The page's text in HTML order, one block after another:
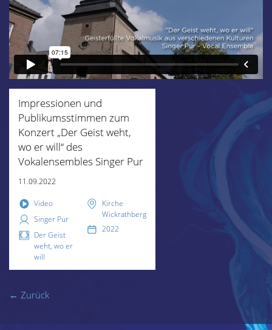
Impressionen und
Publikumsstimmen zum
Konzert „Der Geist weht,
wo er will“ des
Vokalensembles Singer Pur
11.09.2022
Video
Singer Pur
Der Geist
weht, wo er
will
Kirche
Wickrathberg
2022
← Zurück